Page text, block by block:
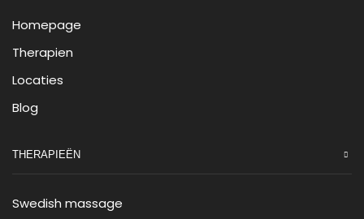
Homepage
Therapien
Locaties
Blog
THERAPIEËN
Swedish massage